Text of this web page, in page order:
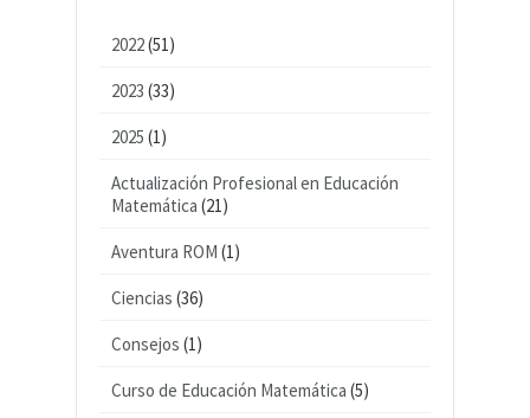
2022(51)
2023 (33)
2025 (1)
Actualización Profesional en Educación
Matemática (21)
Aventura ROM (1)
Ciencias (36)
Consejos (1)
Curso de Educación Matemática (5)